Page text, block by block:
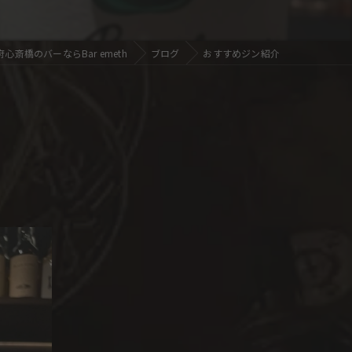
心斎橋のバーならBar emeth ブログ おすすめジン紹介